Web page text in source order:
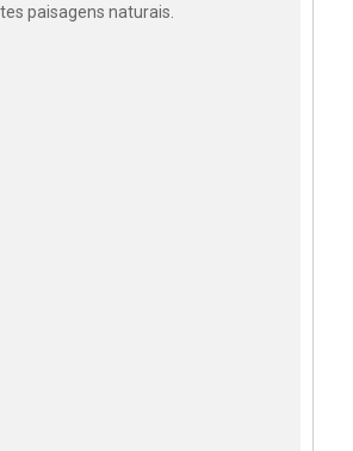
paisagens naturais.